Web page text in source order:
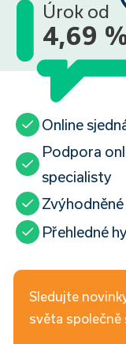
Úrok od
4,69
Online
Podpora
specialisty
Přehledné
Sledujte
světa společně